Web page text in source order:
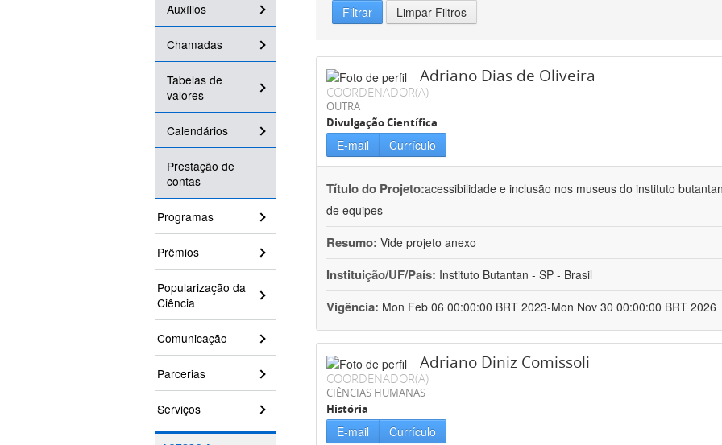
Auxílios
Chamadas
Tabelas de
valores
Calendários
Prestação de
contas
Programas
Prêmios
Popularização da
Ciência
Comunicação
Parcerias
Serviços
Filtrar Limpar Filtros
Adriano Dias de Oliveira
COORDENADOR(A)
OUTRA
Divulgação Científica
E-mail Currículo
Título do Projeto:acessibilidade e inclusão nos museus do instituto
de equipes
Resumo: Vide projeto anexo
Instituição/UF/País: Instituto Butantan - SP - Brasil
Vigência: Mon Feb 06 00:00:00 BRT 2023-Mon Nov 30 00:00:00 BRT 2026
Adriano Diniz Comissoli
COORDENADOR(A)
CIÊNCIAS HUMANAS
História
E-mail Currículo